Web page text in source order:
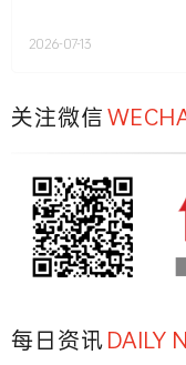
2026-07-13
关注微信
每日资讯DAILY